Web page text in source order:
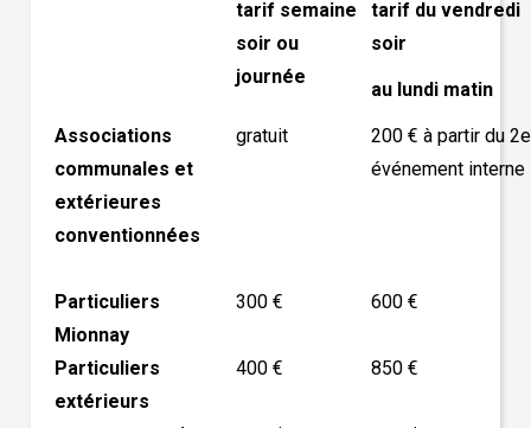
tarif semaine
soir ou
journée
tarif du vendredi
soir
au lundi matin
Associations
communales et
extérieures
conventionnées
gratuit
200 € à partir du 2e
événement interne
Particuliers
Mionnay
300 € 600 €
Particuliers
extérieurs
400 € 850 €